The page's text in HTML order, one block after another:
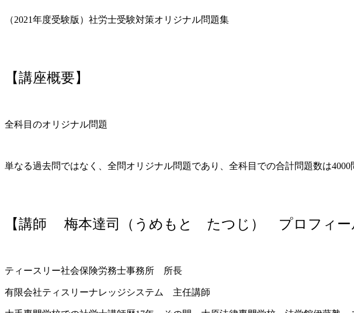
（2021年度受験版）社労士受験対策オリジナル問題集
【講座概要】
全科目のオリジナル問題
単なる過去問ではなく、全問オリジナル問題であり、全科目での合計問題数は
【講師 梅本達司（うめもと たつじ） プロフィー
ティースリー社会保険労務士事務所 所長
有限会社ティスリーナレッジシステム 主任講師